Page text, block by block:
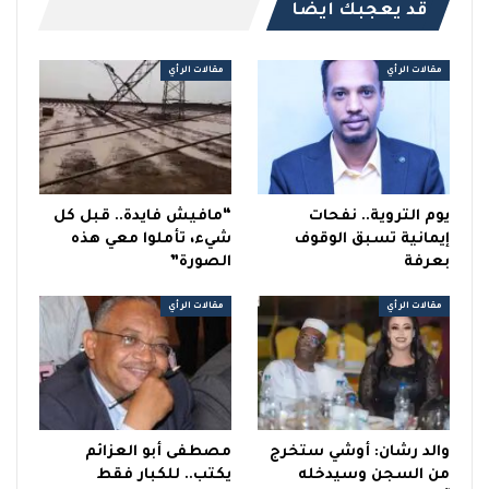
قد يعجبك ايضا
مقالات الرأي
يوم التروية.. نفحات
إيمانية تسبق الوقوف
بعرفة
مقالات الرأي
“مافيش فايدة.. قبل كل
شيء، تأملوا معي هذه
الصورة”
مقالات الرأي
والد رشان: أوشي ستخرج
من السجن وسيدخله
مقالات الرأي
مصطفى أبو العزائم
يكتب.. للكبار فقط